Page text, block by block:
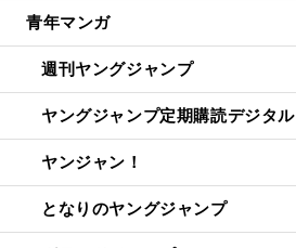
青年マンガ
週刊ヤングジャンプ
ヤングジャンプ定期購読デジタル
ヤンジャン！
となりのヤングジャンプ